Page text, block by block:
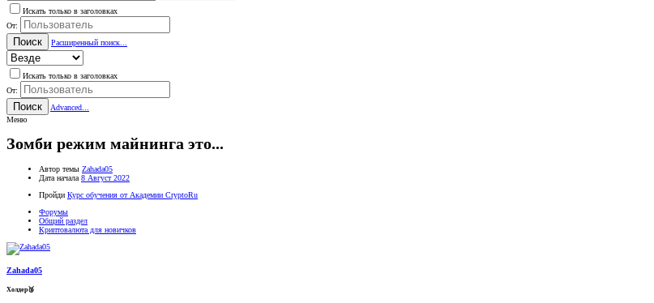
Искать только в заголовках
От:
Поиск Расширенный поиск...
Искать только в заголовках
От:
Поиск
Advanced...
Меню
Зомби режим майнинга это...
Автор темы Zahada05
Дата начала 8 Август 2022
Пройди Курс обучения от Академии CryptoRu
Форумы
Общий раздел
Криптовалюта для новичков
Zahada05
Холдер🥉